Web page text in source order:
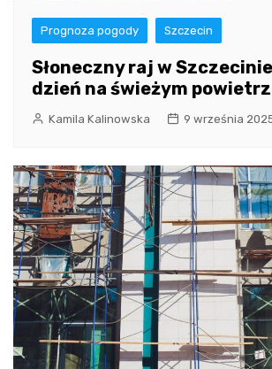
Prognoza pogody Szczecin
Słoneczny raj w
dzień na świeżym
Kamila Kalinowska 9 września